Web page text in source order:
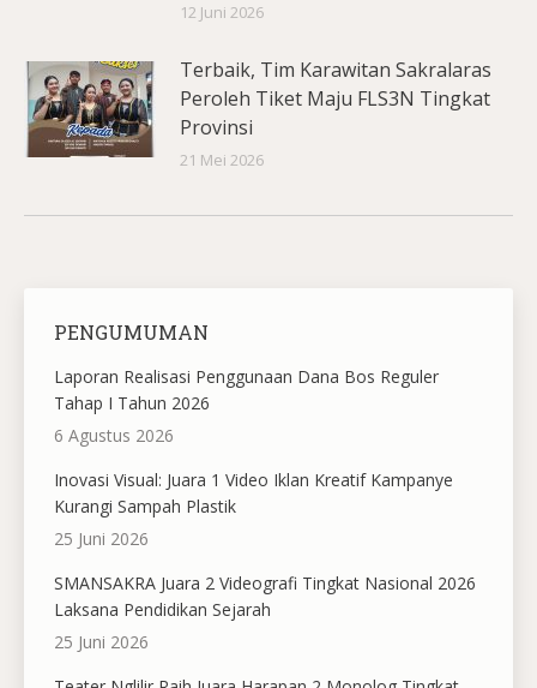
12 Juni 2026
Terbaik, Tim Karawitan Sakralaras
Peroleh Tiket Maju FLS3N Tingkat
Provinsi
21 Mei 2026
PENGUMUMAN
Laporan Realisasi Penggunaan Dana Bos Reguler
Tahap I Tahun 2026
6 Agustus 2026
Inovasi Visual: Juara 1 Video Iklan Kreatif Kampanye
Kurangi Sampah Plastik
25 Juni 2026
SMANSAKRA Juara 2 Videografi Tingkat Nasional 2026
Laksana Pendidikan Sejarah
25 Juni 2026